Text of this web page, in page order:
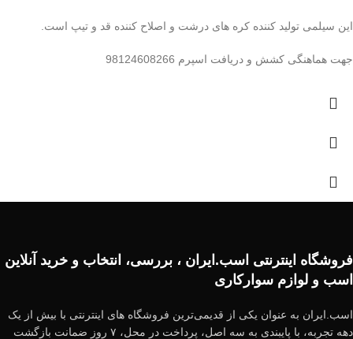
این سیلمی تولید کننده کره های درشت و اصلاح کننده قد و تیپ است.
جهت هماهنگی کشش و دریافت اسپرم 98124608266
فروشگاه اینترنتی اسب.ایران ، بررسی، انتخاب و خرید آنلاین
اسب و لوازم سوارکاری
اسب.ایران به عنوان یکی از قدیمی‌ترین فروشگاه های اینترنتی با بیش از یک
دهه تجربه، با پایبندی به سه اصل، پرداخت در محل، ۷ روز ضمانت بازگشت